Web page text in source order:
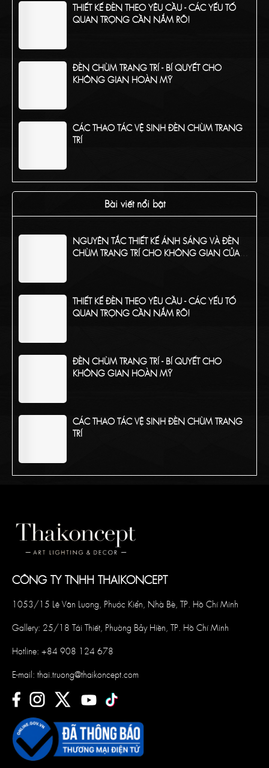
THIẾT KẾ ĐÈN THEO YÊU CẦU - CÁC YẾU TỐ
QUAN TRỌNG CẦN NẮM RÕ!
ĐÈN CHÙM TRANG TRÍ - BÍ QUYẾT CHO
KHÔNG GIAN HOÀN MỸ
CÁC THAO TÁC VỆ SINH ĐÈN CHÙM TRANG
TRÍ
ĐÈN CHÙM TRANG TRÍ
Bài viết nổi bật
NGUYÊN TẮC THIẾT KẾ ÁNH SÁNG VÀ ĐÈN
CHÙM TRANG TRÍ CHO KHÔNG GIAN CỦA
THIẾT KẾ ĐÈN THEO YÊU CẦU - CÁC YẾU TỐ
QUAN TRỌNG CẦN NẮM RÕ!
ĐÈN CHÙM TRANG TRÍ - BÍ QUYẾT CHO
KHÔNG GIAN HOÀN MỸ
CÁC THAO TÁC VỆ SINH ĐÈN CHÙM TRANG
TRÍ
CÔNG TY TNHH THAIKONCEPT
1053/15 Lê Văn Lương, Phước Kiển, Nhà Bè, TP. Hồ Chí Minh
Gallery: 25/18 Tái Thiết, Phường Bảy Hiền, TP. Hồ Chí Minh
Hotline: +84 908 124 678
E-mail: thai.truong@thaikoncept.com